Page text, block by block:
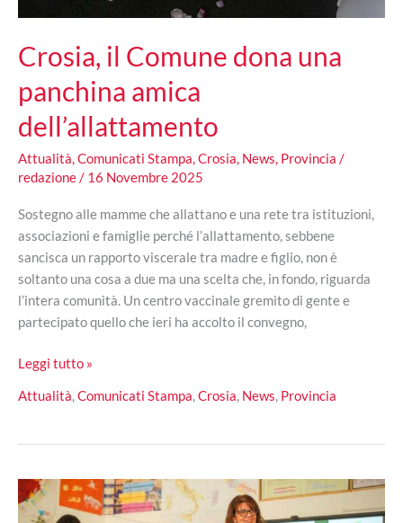
Crosia, il Comune dona una
panchina amica
dell’allattamento
Attualità,Comunicati Stampa,Crosia, News, Provincia /
redazione/ 16 Novembre 2025
Sostegno alle mamme che allattano e una rete tra istituzioni,
associazioni e famiglie perché l’allattamento, sebbene
sancisca un rapporto viscerale tra madre e figlio, non è
soltanto una cosa a due ma una scelta che, in fondo, riguarda
l’intera comunità. Un centro vaccinale gremito di gente e
partecipato quello che ieri ha accolto il convegno,
Crosia,
Comune
una
amica
dell’allattamento
Leggi tutto »
Attualità,Comunicati Stampa,Crosia, News, Provincia